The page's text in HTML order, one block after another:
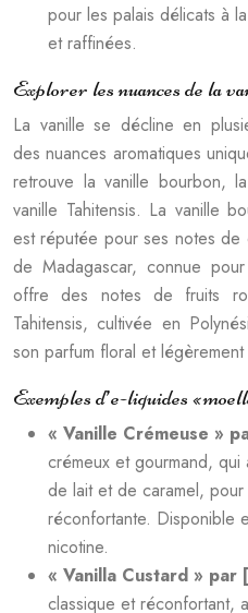
pour les palais délicats à
et raffinées.
Explorer les nuances de la
La vanille se décline en
des nuances aromatiques
retrouve la vanille bourbon,
vanille Tahitensis. La vanille
est réputée pour ses notes de
de Madagascar, connue
offre des notes de fruits
Tahitensis, cultivée en
son parfum floral et
Exemples d’e-liquides «
« Vanille Crémeuse »
crémeux et gourmand,
de lait et de caramel,
réconfortante. Disponible
nicotine.
« Vanilla Custard » par
classique et réconfortant,